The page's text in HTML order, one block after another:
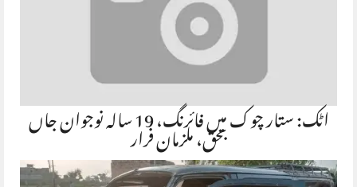
اٹک: ستار چوک میں فائرنگ، 19 سالہ نوجوان جاںبحق، ملزمان فرار